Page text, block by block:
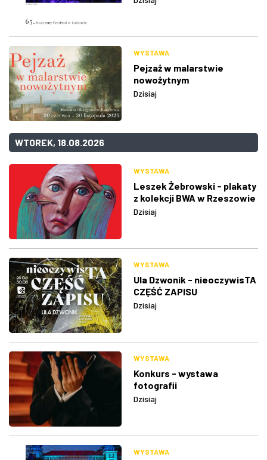
WYSTAWA
Pejzaż w malarstwie
nowożytnym
Dzisiaj
WTOREK, 18.08.2026
WYSTAWA
Leszek Żebrowski - plakaty
z kolekcji BWA w Rzeszowie
Dzisiaj
WYSTAWA
Ula Dzwonik - nieoczywisTA
CZĘŚĆ ZAPISU
Dzisiaj
WYSTAWA
Konkurs - wystawa
fotografii
Dzisiaj
WYSTAWA